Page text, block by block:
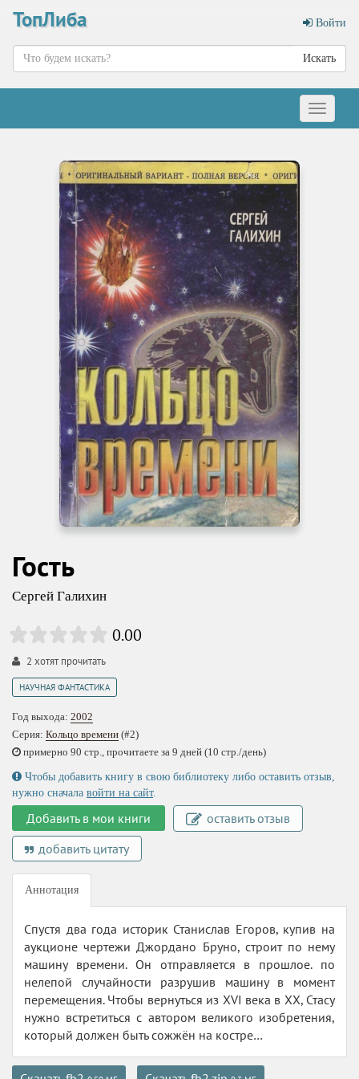
ТопЛиба Войти
Искать
Меню
Гость
Сергей Галихин
0.00
2 хотят прочитать
НАУЧНАЯ ФАНТАСТИКА
Год выхода: 2002
Серия: Кольцо времени (#2)
примерно 90 стр., прочитаете за 9 дней (10 стр./день)
Чтобы добавить книгу в свою библиотеку либо оставить отзыв,
нужно сначала войти на сайт.
Добавить в мои книги
оставить отзыв
добавить цитату
Аннотация
Спустя два года историк Станислав Егоров, купив на
аукционе чертежи Джордано Бруно, строит по нему
машину времени. Он отправляется в прошлое. по
нелепой случайности разрушив машину в момент
перемещения. Чтобы вернуться из XVI века в XX, Стасу
нужно встретиться с автором великого изобретения,
который должен быть сожжён на костре…